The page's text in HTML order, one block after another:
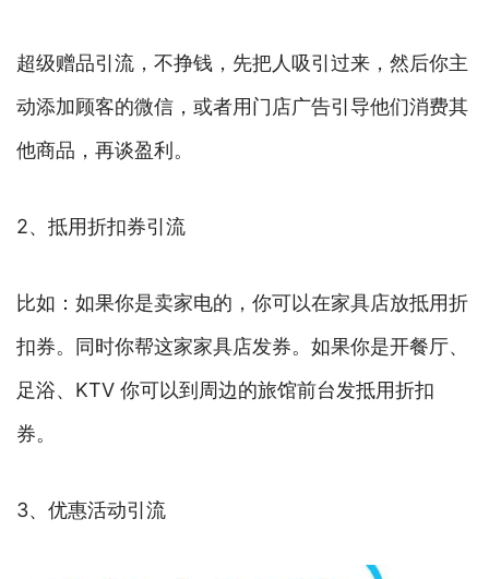
超级赠品引流，不挣钱，先把人吸引过来，然后你主
动添加顾客的微信，或者用门店广告引导他们消费其
他商品，再谈盈利。
2、抵用折扣券引流
比如：如果你是卖家电的，你可以在家具店放抵用折
扣券。同时你帮这家家具店发券。如果你是开餐厅、
足浴、KTV 你可以到周边的旅馆前台发抵用折扣
券。
3、优惠活动引流